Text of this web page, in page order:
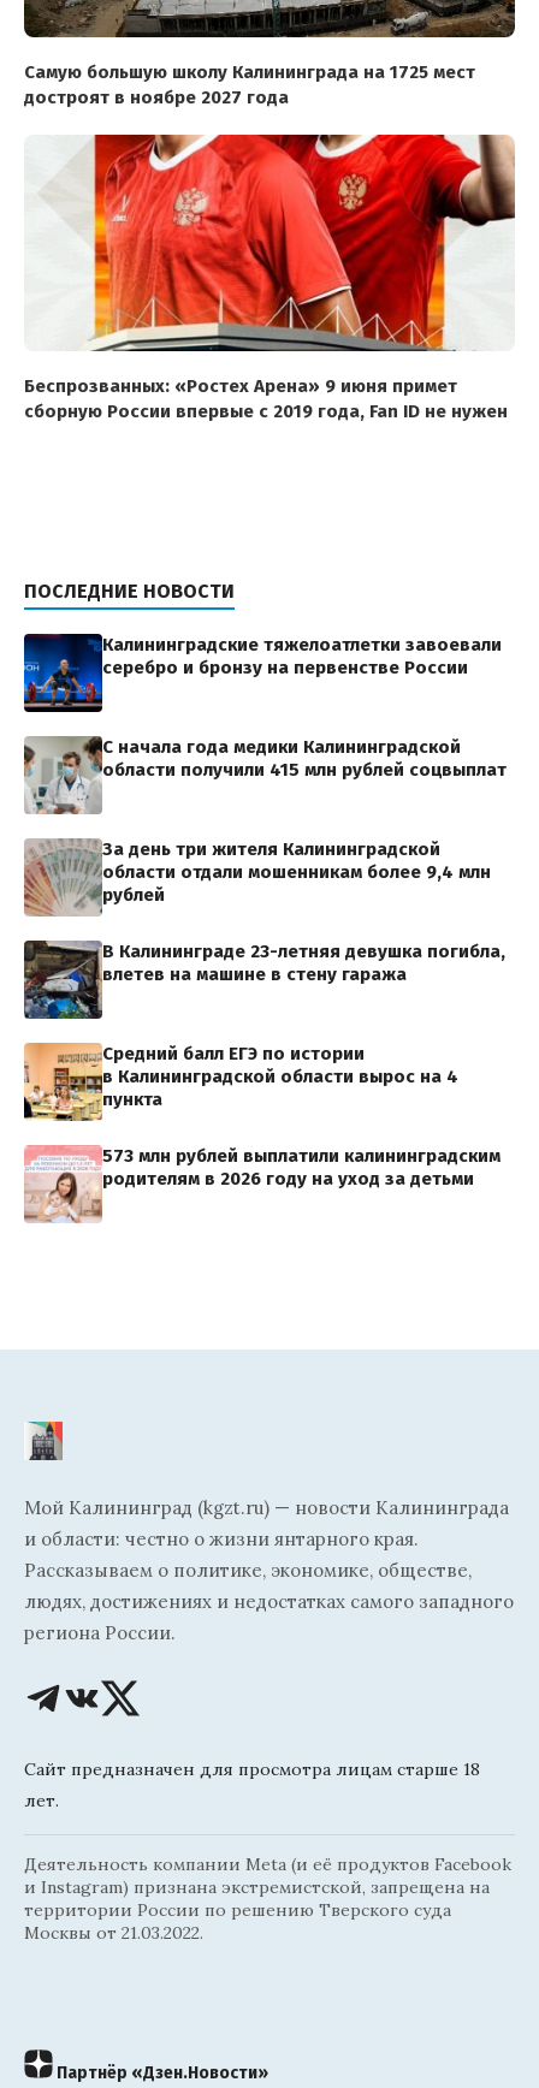
Самую большую школу Калининграда на 1725 мест
достроят в ноябре 2027 года
Беспрозванных: «Ростех Арена» 9 июня примет
сборную России впервые с 2019 года, Fan ID не нужен
ПОСЛЕДНИЕ НОВОСТИ
Калининградские тяжелоатлетки завоевали
серебро и бронзу на первенстве России
С начала года медики Калининградской
области получили 415 млн рублей соцвыплат
За день три жителя Калининградской
области отдали мошенникам более 9,4 млн
рублей
В Калининграде 23-летняя девушка погибла,
влетев на машине в стену гаража
Средний балл ЕГЭ по истории
в Калининградской области вырос на 4
пункта
573 млн рублей выплатили калининградским
родителям в 2026 году на уход за детьми
Мой Калининград (kgzt.ru) — новости Калининграда
и области: честно о жизни янтарного края.
Рассказываем о политике, экономике, обществе,
людях, достижениях и недостатках самого западного
региона России.
Сайт предназначен для просмотра лицам старше 18
лет.
Деятельность компании Meta (и её продуктов Facebook
и Instagram) признана экстремистской, запрещена на
территории России по решению Тверского суда
Москвы от 21.03.2022.
Партнёр «Дзен.Новости»